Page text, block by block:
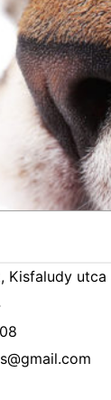
Kisfaludy utca